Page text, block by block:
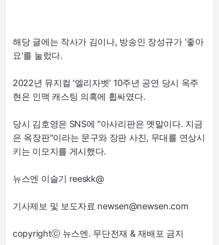
해당 글에는 작사가 김이나, 방송인 장성규가 '좋아
요'를 눌렀다.
2022년 뮤지컬 '엘리자벳' 10주년 공연 당시 옥주
현은 인맥 캐스팅 의혹에 휩싸였다.
당시 김호영은 SNS에 "아사리판은 옛말이다. 지금
은 옥장판"이라는 문구와 장판 사진, 무대를 연상시
키는 이모지를 게시했다.
뉴스엔 이슬기 reeskk@
기사제보 및 보도자료 newsen@newsen.com
copyrightⓒ 뉴스엔. 무단전재 & 재배포 금지